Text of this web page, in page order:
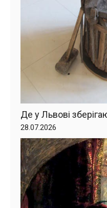
Де у Львові
28.07.2026